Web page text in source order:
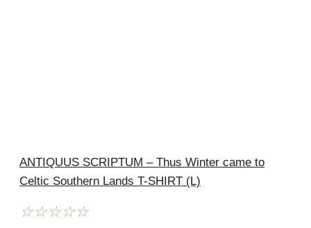
ANTIQUUS SCRIPTUM – Thus Winter came to
Celtic Southern Lands T-SHIRT (L)
☆☆☆☆☆